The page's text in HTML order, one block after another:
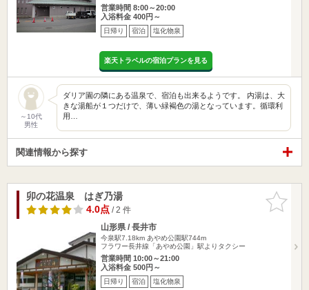
営業時間 8:00～20:00
入浴料金 400円～
日帰り 宿泊 塩化物泉
楽天トラベルの宿泊プランを見る
～10代
男性
ダリア園の隣にある温泉で、宿泊も出来るようです。 内湯は、大
きな湯船が１つだけで、薄い緑褐色の湯となっています。循環利
用…
関連情報から探す
お気に入
りに追加
卯の花温泉 はぎ乃湯
4.0点/ 2 件
山形県 / 長井市
今泉駅7.18km あやめ公園駅744m
フラワー長井線「あやめ公園」駅よりタクシー
営業時間 10:00～21:00
入浴料金 500円～
日帰り 宿泊 塩化物泉